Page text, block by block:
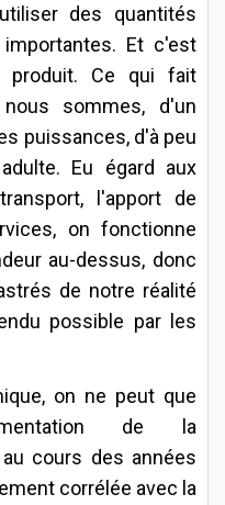
des quantités
Et c'est
produit. Ce qui fait
sommes, d'un
puissances, d'à peu
Eu égard aux
l'apport de
on fonctionne
au-dessus, donc
de notre réalité
possible par les
on ne peut que
de la
cours des années
corrélée avec la